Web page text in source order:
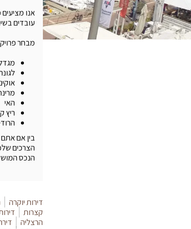
אנו
עובדים
מבחר
האי
ריץ
בין אם
הצרכים
הנכס
דירות יוקרה
קצרות
הרצליה